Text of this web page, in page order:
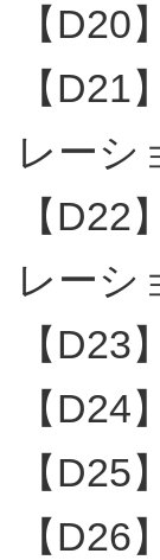
【
【
レーシ
【
レーシ
【
【
【
【